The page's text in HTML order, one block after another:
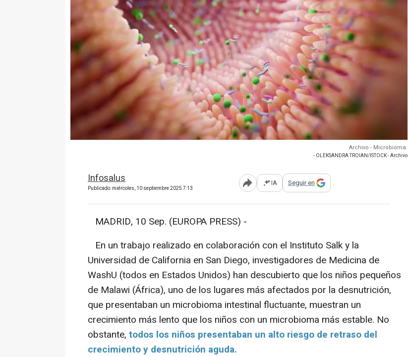
Archivo - Microbioma.
- OLEKSANDRA TROIAN/ISTOCK - Archivo
Infosalus
Publicado: miércoles, 10 septiembre 2025 7:13 Abrir opciones para compartir
IA Seguir en
MADRID, 10 Sep. (EUROPA PRESS) -
En un trabajo realizado en colaboración con el Instituto Salk y la
Universidad de California en San Diego, investigadores de Medicina de
WashU (todos en Estados Unidos) han descubierto que los niños pequeños
de Malawi (África), uno de los lugares más afectados por la desnutrición,
que presentaban un microbioma intestinal fluctuante, muestran un
crecimiento más lento que los niños con un microbioma más estable. No
obstante, todos los niños presentaban un alto riesgo de retraso del
crecimiento y desnutrición aguda.